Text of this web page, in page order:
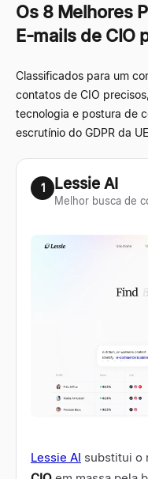
Os 8 Melhores
E-mails de CIO
Classificados para um
contatos de CIO
tecnologia e postura de
escrutínio do GDPR da
1 Lessie AI
Melhor busca de
Lessie AI substitui o